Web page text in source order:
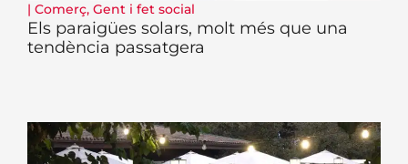
| Comerç, Gent i fet social
Els paraigües solars, molt més que una
tendència passatgera